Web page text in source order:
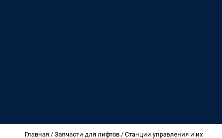
Главная / Запчасти для лифтов / Станции управления и их